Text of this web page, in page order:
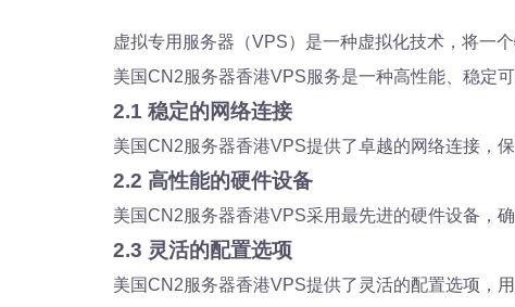
虚拟专用服务器（VPS）是一种虚拟化技术，将一
美国CN2服务器香港VPS服务是一种高性能、稳定
2.1 稳定的网络连接
美国CN2服务器香港VPS提供了卓越的网络连接，
2.2 高性能的硬件设备
美国CN2服务器香港VPS采用最先进的硬件设备，
2.3 灵活的配置选项
美国CN2服务器香港VPS提供了灵活的配置选项，